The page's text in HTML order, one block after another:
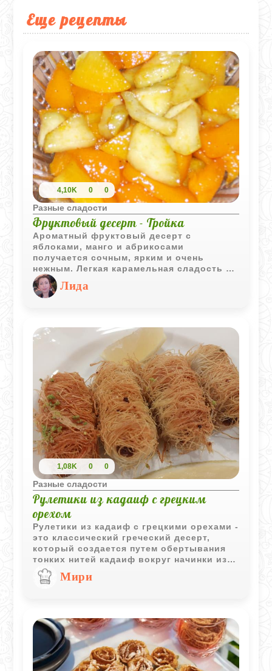
Еще рецепты
4,10K 0 0
Разные сладости
Фруктовый десерт - Тройка
Ароматный фруктовый десерт с
яблоками, манго и абрикосами
получается сочным, ярким и очень
нежным. Легкая карамельная сладость и
корица делают вкус более насыщенным и
уютным.Лида
1,08K 0 0
Разные сладости
Рулетики из кадаиф с грецким
орехом
Рулетики из кадаиф с грецкими орехами -
это классический греческий десерт,
который создается путем обертывания
тонких нитей кадаиф вокруг начинки из
орехов и последующей пропитки
сладким сиропом. Этот десерт,
гарантированно удивит вас своим
уникальным вкусом!
Мири